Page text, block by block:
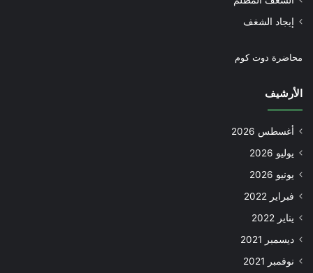
إيجاد الشغف
محاضرة دوت كوم
الأرشيف
أغسطس 2026
يوليو 2026
يونيو 2026
فبراير 2022
يناير 2022
ديسمبر 2021
نوفمبر 2021